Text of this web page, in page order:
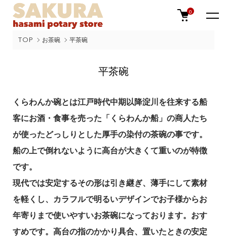
0
TOP お茶碗 平茶碗
平茶碗
くらわんか碗とは江戸時代中期以降淀川を往来する船
客にお酒・食事を売った「くらわんか船」の商人たち
が使ったどっしりとした厚手の染付の茶碗の事です。
船の上で倒れないように高台が大きくて重いのが特徴
です。
現代では安定するその形は引き継ぎ、薄手にして素材
を軽くし、カラフルで明るいデザインでお子様からお
年寄りまで使いやすいお茶碗になっております。おす
すめです。高台の指のかかり具合、置いたときの安定